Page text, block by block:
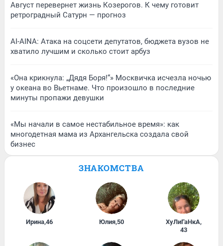
Август перевернет жизнь Козерогов. К чему готовит
ретроградный Сатурн — прогноз
AI-AINA: Атака на соцсети депутатов, бюджета вузов не
хватило лучшим и сколько стоит арбуз
«Она крикнула: „Дядя Боря!“» Москвичка исчезла ночью
у океана во Вьетнаме. Что произошло в последние
минуты пропажи девушки
«Мы начали в самое нестабильное время»: как
многодетная мама из Архангельска создала свой
бизнес
ЗНАКОМСТВА
Ирина,46 Юлия,50 ХуЛиГаНкА,
43